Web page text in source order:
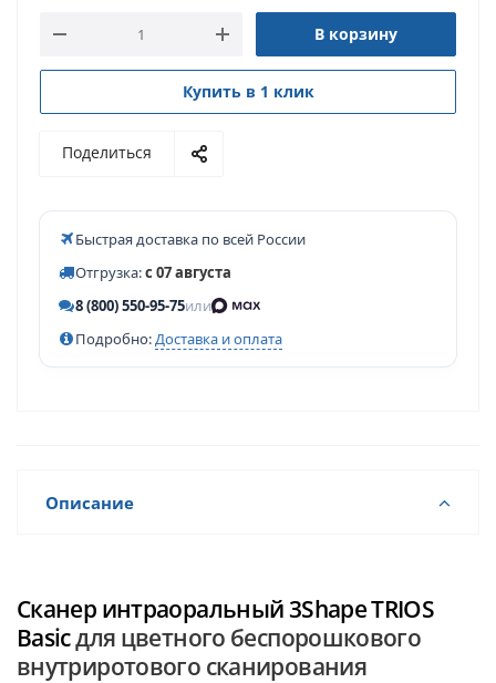
В корзину
Купить в 1 клик
Поделиться
Быстрая доставка по всей России
Отгрузка:с 07 августа
8 (800) 550-95-75или
Подробно:Доставка и оплата
Описание
Сканер интраоральный 3Shape TRIOS
Basicдля цветного беспорошкового
внутриротового сканирования